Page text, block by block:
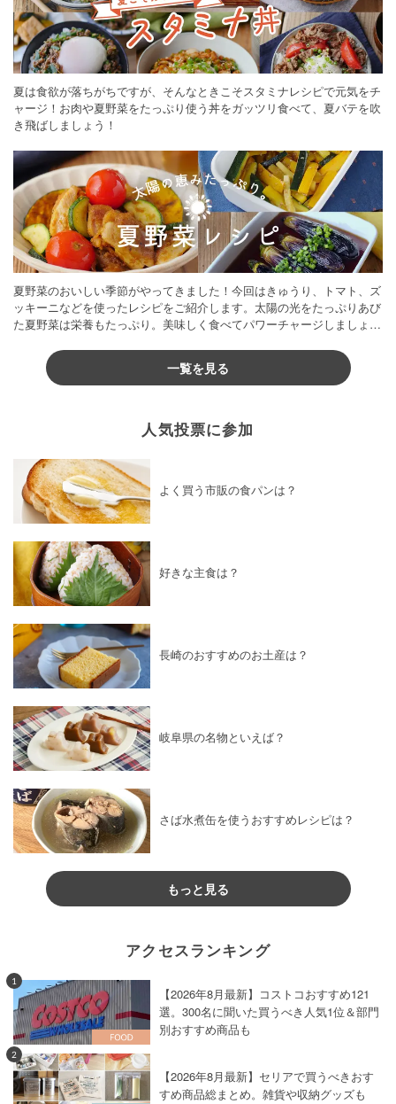
夏は食欲が落ちがちですが、そんなときこそスタミナレシピで元気をチ
ャージ！お肉や夏野菜をたっぷり使う丼をガッツリ食べて、夏バテを吹
き飛ばしましょう！
夏野菜のおいしい季節がやってきました！今回はきゅうり、トマト、ズ
ッキーニなどを使ったレシピをご紹介します。太陽の光をたっぷりあび
た夏野菜は栄養もたっぷり。美味しく食べてパワーチャージしましょう
一覧を見る
人気投票に参加
よく買う市販の食パンは？
好きな主食は？
長崎のおすすめのお土産は？
岐阜県の名物といえば？
さば水煮缶を使うおすすめレシピは？
もっと見る
アクセスランキング
1
【2026年8月最新】コストコおすすめ121
選。300名に聞いた買うべき人気1位＆部門
別おすすめ商品も
2
【2026年8月最新】セリアで買うべきおす
すめ商品総まとめ。雑貨や収納グッズも